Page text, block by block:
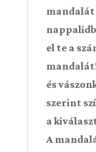
mandalát
el te a
és
szerint
a
A